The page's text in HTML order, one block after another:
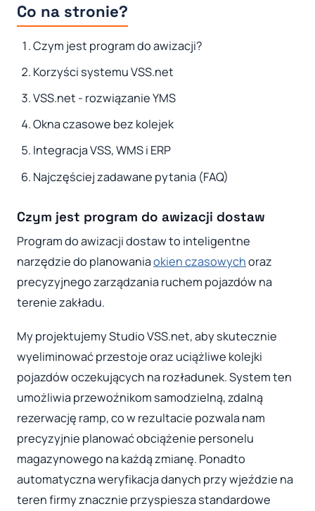
Co na stronie?
Czym jest program do awizacji?
Korzyści systemu VSS.net
VSS.net - rozwiązanie YMS
Okna czasowe bez kolejek
Integracja VSS, WMS i ERP
Najczęściej zadawane pytania (FAQ)
Czym jest program do awizacji dostaw
Program do awizacji dostaw to inteligentne
narzędzie do planowaniaokien czasowychoraz
precyzyjnego zarządzania ruchem pojazdów na
terenie zakładu.
My projektujemy Studio VSS.net, aby skutecznie
wyeliminować przestoje oraz uciążliwe kolejki
pojazdów oczekujących na rozładunek. System ten
umożliwia przewoźnikom samodzielną, zdalną
rezerwację ramp, co w rezultacie pozwala nam
precyzyjnie planować obciążenie personelu
magazynowego na każdą zmianę. Ponadto
automatyczna weryfikacja danych przy wjeździe na
teren firmy znacznie przyspiesza standardowe